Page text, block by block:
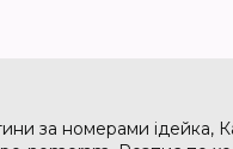
за номерами ідейка,